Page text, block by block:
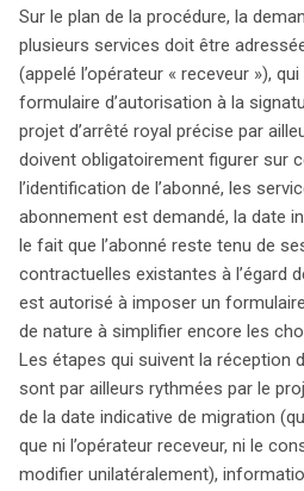
Sur le plan de la procédure, la
plusieurs services doit être
(appelé l’opérateur « receveur »),
formulaire d’autorisation à la
projet d’arrêté royal précise par
doivent obligatoirement figurer sur
l’identification de l’abonné, les
abonnement est demandé, la date
le fait que l’abonné reste tenu de
contractuelles existantes à l’égard
est autorisé à imposer un
de nature à simplifier encore les
Les étapes qui suivent la réception
sont par ailleurs rythmées par le
de la date indicative de migration
que ni l’opérateur receveur, ni le
modifier unilatéralement),